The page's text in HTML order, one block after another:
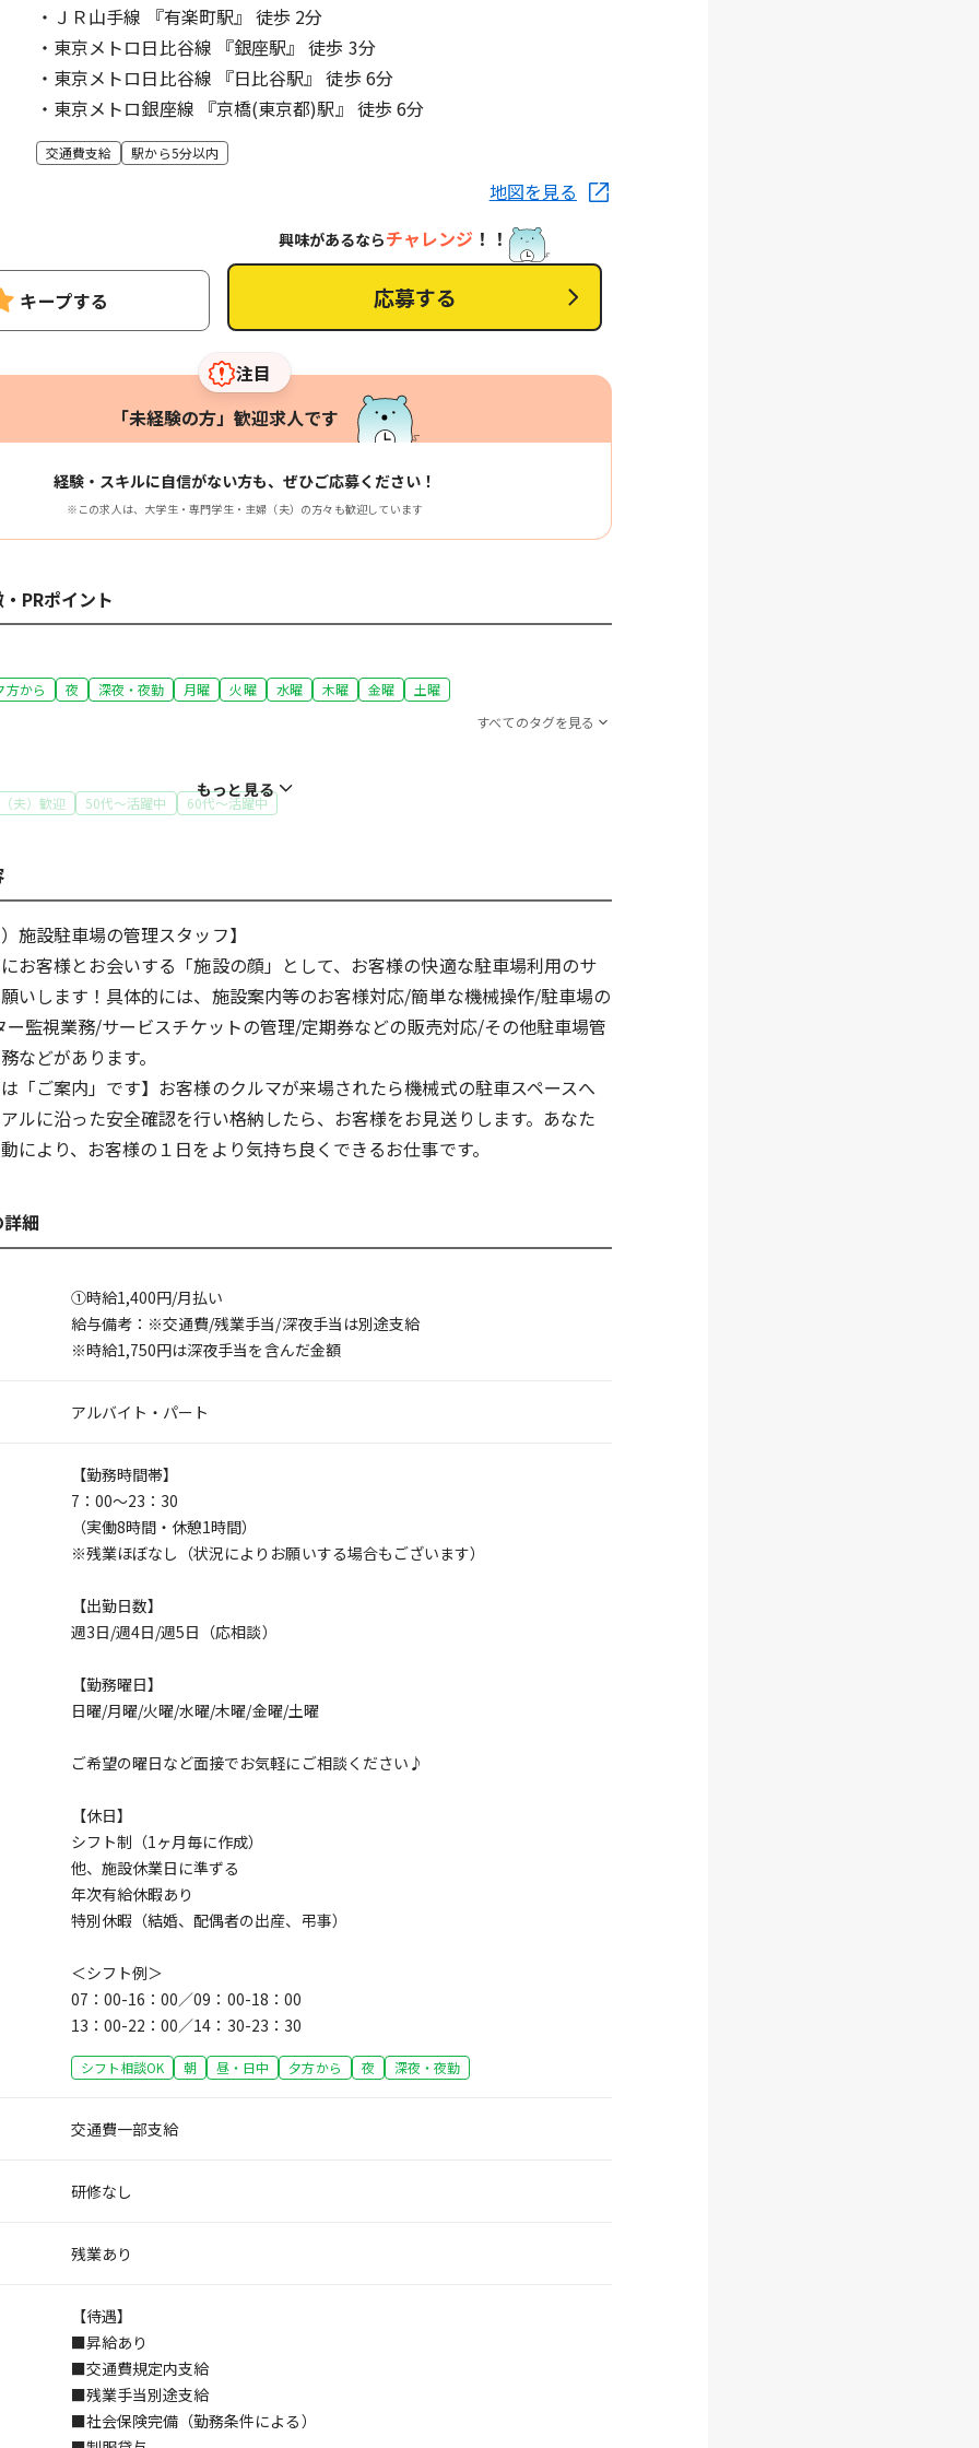
・ＪＲ山手線 『有楽町駅』 徒歩 2分
・東京メトロ日比谷線 『銀座駅』 徒歩 3分
・東京メトロ日比谷線 『日比谷駅』 徒歩 6分
・東京メトロ銀座線 『京橋(東京都)駅』 徒歩 6分
交通費支給 駅から5分以内
地図を見る
キープする
興味があるならチャレンジ ！！
応募する
注目
「未経験の方」歓迎求人です
経験・スキルに自信がない方も、ぜひご応募ください！
※この求人は、大学生・専門学生・主婦（夫）の方々も歓迎しています
PRポイント
方から 夜 深夜・夜勤 月曜 火曜 水曜 木曜 金曜
土曜
すべてのタグを見る
夫）歓迎 50代～活躍中 60代～活躍中
以内
もっと見る
施設駐車場の管理スタッフ】
お客様とお会いする「施設の顔」として、お客様の快適な駐車場利用のサ
いします！具体的には、施設案内等のお客様対応/簡単な機械操作/駐車場の
監視業務/サービスチケットの管理/定期券などの販売対応/その他駐車場管
などがあります。
は「ご案内」です】お客様のクルマが来場されたら機械式の駐車スペースへ
ルに沿った安全確認を行い格納したら、お客様をお見送りします。あなた
により、お客様の１日をより気持ち良くできるお仕事です。
細
①時給1,400円/月払い
給与備考：※交通費/残業手当/深夜手当は別途支給
※時給1,750円は深夜手当を含んだ金額
アルバイト・パート
【勤務時間帯】
7：00～23：30
（実働8時間・休憩1時間）
※残業ほぼなし（状況によりお願いする場合もございます）
【出勤日数】
週3日/週4日/週5日（応相談）
【勤務曜日】
日曜/月曜/火曜/水曜/木曜/金曜/土曜
ご希望の曜日など面接でお気軽にご相談ください♪
【休日】
シフト制（1ヶ月毎に作成）
他、施設休業日に準ずる
年次有給休暇あり
特別休暇（結婚、配偶者の出産、弔事）
＜シフト例＞
07：00-16：00／09：00-18：00
13：00-22：00／14：30-23：30
シフト相談OK 朝 昼・日中 夕方から 夜 深夜・夜勤
交通費一部支給
研修なし
残業あり
【待遇】
■昇給あり
■交通費規定内支給
■残業手当別途支給
■社会保険完備（勤務条件による）